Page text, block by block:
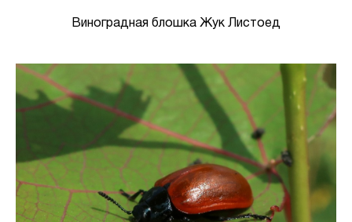
Виноградная блошка Жук Листоед